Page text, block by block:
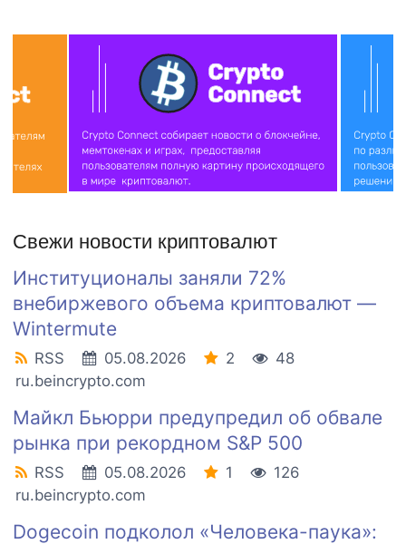
Свежи новости криптовалют
Институционалы заняли 72%
внебиржевого объема криптовалют —
Wintermute
RSS 05.08.2026 2
48
ru.beincrypto.com
Майкл Бьюрри предупредил об обвале
рынка при рекордном S&P 500
RSS 05.08.2026 1
126
ru.beincrypto.com
Dogecoin подколол «Человека-паука»: